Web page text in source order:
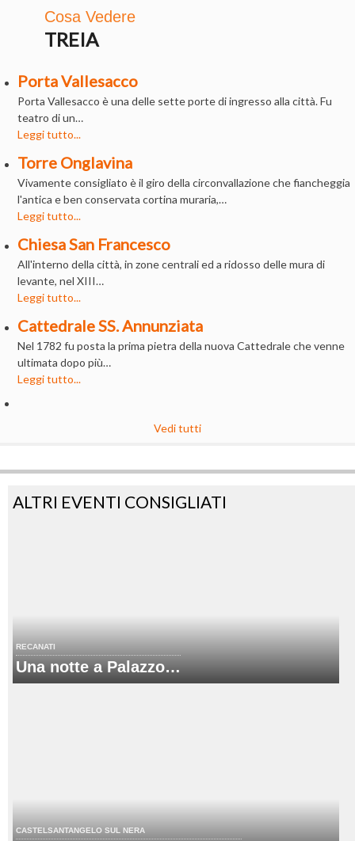
Cosa Vedere
TREIA
Porta Vallesacco
Porta Vallesacco è una delle sette porte di ingresso alla città. Fu
teatro di un…
Leggi tutto...
Torre Onglavina
Vivamente consigliato è il giro della circonvallazione che fiancheggia
l'antica e ben conservata cortina muraria,…
Leggi tutto...
Chiesa San Francesco
All'interno della città, in zone centrali ed a ridosso delle mura di
levante, nel XIII…
Leggi tutto...
Cattedrale SS. Annunziata
Nel 1782 fu posta la prima pietra della nuova Cattedrale che venne
ultimata dopo più…
Leggi tutto...
Vedi tutti
ALTRI EVENTI CONSIGLIATI
RECANATI
Una notte a Palazzo…
CASTELSANTANGELO SUL NERA